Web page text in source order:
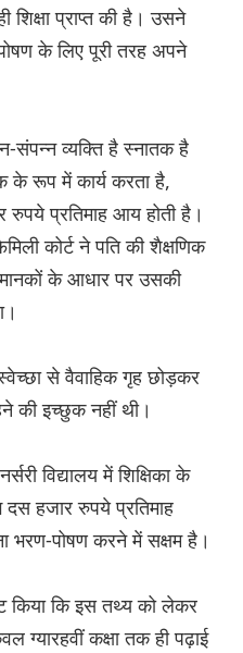
शिक्षा प्राप्त की है। उसने
के लिए पूरी तरह अपने
संपन्न व्यक्ति है स्नातक है
के रूप में कार्य करता है,
प्रतिमाह आय होती है।
कोर्ट ने पति की शैक्षणिक
के आधार पर उसकी
से वैवाहिक गृह छोड़कर
की इच्छुक नहीं थी।
विद्यालय में शिक्षिका के
हजार रुपये प्रतिमाह
भरण-पोषण करने में सक्षम है।
किया कि इस तथ्य को लेकर
ग्यारहवीं कक्षा तक ही पढ़ाई